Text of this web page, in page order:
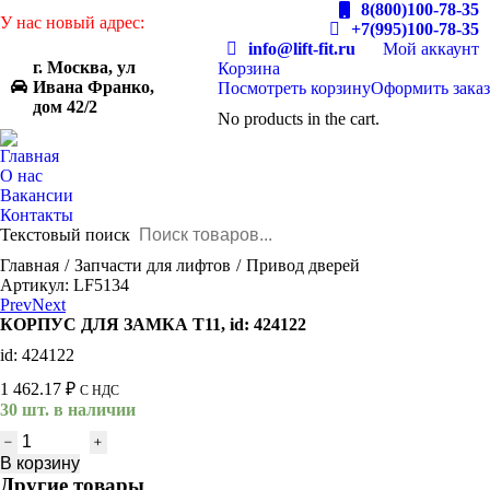
У нас новый адрес:
г. Москва, ул
Ивана Франко,
дом 42/2
8(800)100-78-35
+7(995)100-78-35
info@lift-fit.ru
Мой аккаунт
Корзина
Посмотреть корзинуОформить заказ
No products in the cart.
Главная
О нас
Вакансии
Контакты
Текстовый поиск
You are here:
Главная Запчасти для лифтов
Привод дверей
Артикул: LF5134
PrevNext
КОРПУС ДЛЯ ЗАМКА T11, id: 424122
id: 424122
1 462.17 ₽ С НДС
30 шт. в наличии
Количество
товара
КОРПУС
В корзину
Другие товары